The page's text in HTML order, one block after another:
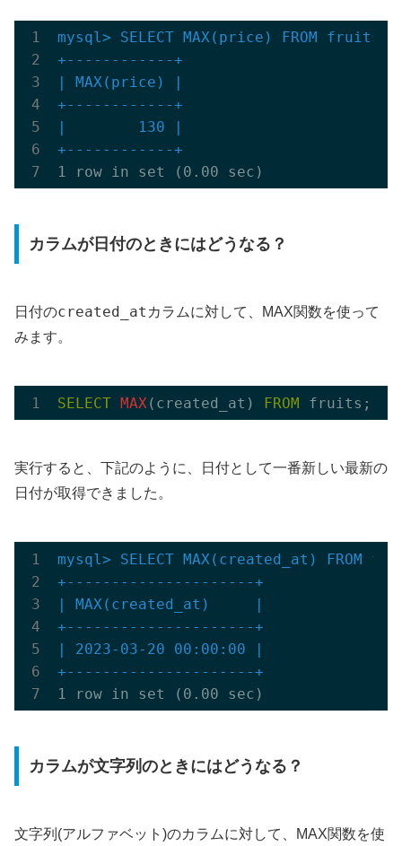
mysql> SELECT MAX(price) FROM fruits;
+------------+
| MAX(price) |
+------------+
|        130 |
+------------+
カラムが日付のときにはどうなる？
日付のcreated_at カラムに対して、MAX関数を使って
みます。
SELECT MAX (created_at) FROM
実行すると、下記のように、日付として一番新しい最新の
日付が取得できました。
mysql> SELECT MAX(created_at) FROM
+---------------------+
| MAX(created_at)     |
+---------------------+
| 2023-03-20 00:00:00 |
+---------------------+
カラムが文字列のときにはどうなる？
文字列(アルファベット)のカラムに対して、MAX関数を使